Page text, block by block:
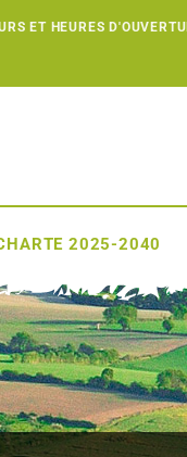
ET HEURES
2025-2040